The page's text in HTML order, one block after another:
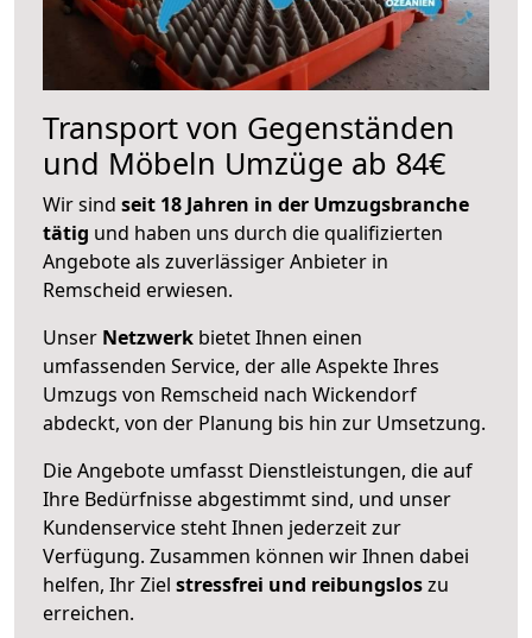
Transport von Gegenständen
und Möbeln Umzüge ab 84€
Wir sind seit 18 Jahren in der Umzugsbranche
tätig und haben uns durch die qualifizierten
Angebote als zuverlässiger Anbieter in
Remscheid erwiesen.
Unser Netzwerk bietet Ihnen einen
umfassenden Service, der alle Aspekte Ihres
Umzugs von Remscheid nach Wickendorf
abdeckt, von der Planung bis hin zur Umsetzung.
Die Angebote umfasst Dienstleistungen, die auf
Ihre Bedürfnisse abgestimmt sind, und unser
Kundenservice steht Ihnen jederzeit zur
Verfügung. Zusammen können wir Ihnen dabei
helfen, Ihr Ziel stressfrei und reibungsloszu
erreichen.